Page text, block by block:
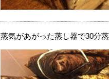
蒸気があがった蒸し器で30分蒸